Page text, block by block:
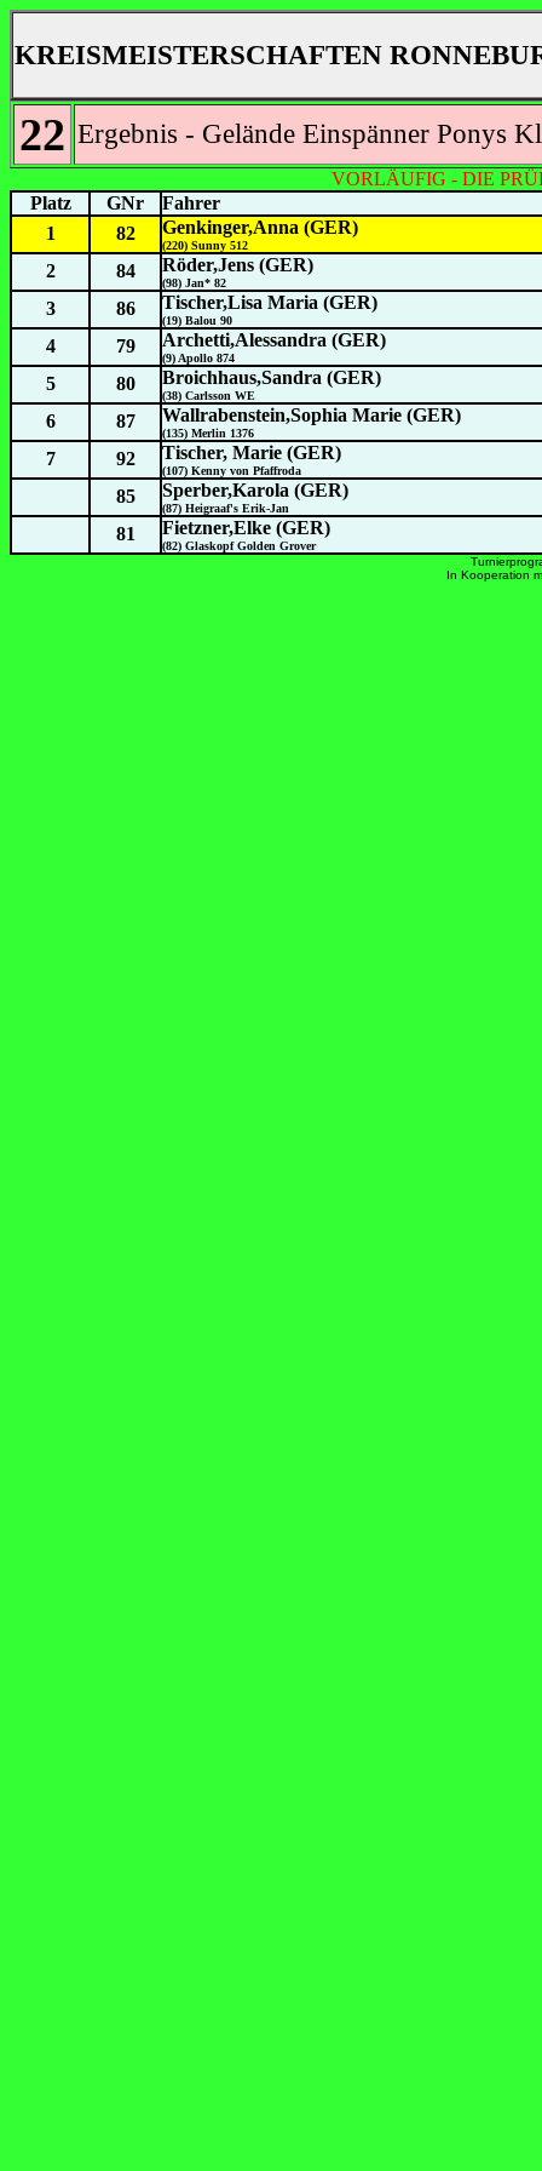
KREISMEISTERSCHAFTEN
22 Ergebnis - Gelände Einspänner Ponys
VORLÄUFIG - DIE
Platz
GNr
Fahrer
1
82 Genkinger,Anna (GER)
(220) Sunny 512
2 84 Röder,Jens (GER)
(98) Jan* 82
3 86 Tischer,Lisa Maria (GER)
(19) Balou 90
4 79 Archetti,Alessandra (GER)
(9) Apollo 874
5 80 Broichhaus,Sandra (GER)
(38) Carlsson WE
6 87 Wallrabenstein,Sophia Marie (GER)
(135) Merlin 1376
7 92 Tischer, Marie (GER)
(107) Kenny von Pfaffroda
85 Sperber,Karola (GER)
(87) Heigraaf's Erik-Jan
81 Fietzner,Elke (GER)
(82) Glaskopf Golden Grover
In Kooperation